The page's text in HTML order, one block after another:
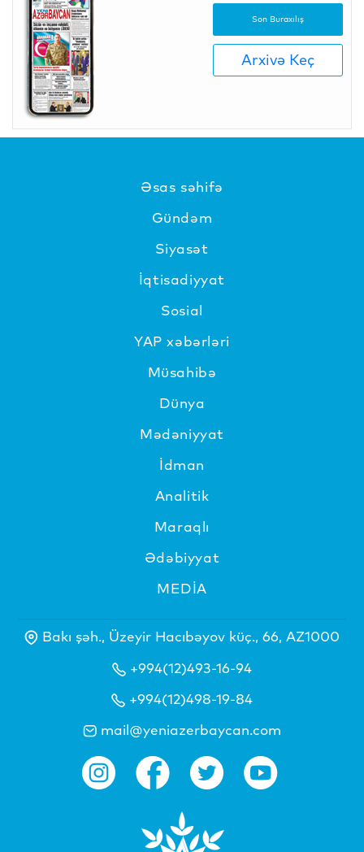
Son Buraxılış
Arxivə Keç
Əsas səhifə
Gündəm
Siyasət
İqtisadiyyat
Sosial
YAP xəbərləri
Müsahibə
Dünya
Mədəniyyat
İdman
Analitik
Maraqlı
Ədəbiyyat
MEDİA
Bakı şəh., Üzeyir Hacıbəyov küç., 66, AZ1000
+994(12)493-16-94
+994(12)498-19-84
mail@yeniazerbaycan.com